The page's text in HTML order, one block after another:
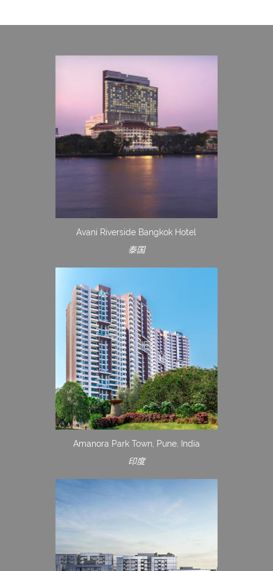
Avani Riverside Bangkok Hotel
泰国
Amanora Park Town, Pune, India
印度